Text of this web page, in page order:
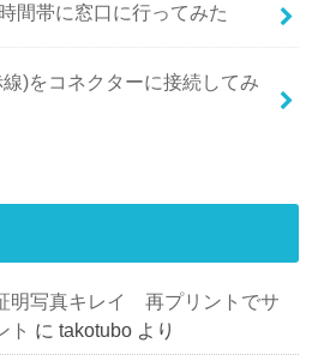
間帯に窓口に行ってみた
)をコネクターに接続してみ
明写真キレイ 再プリントでサ
ト にtakotubo より